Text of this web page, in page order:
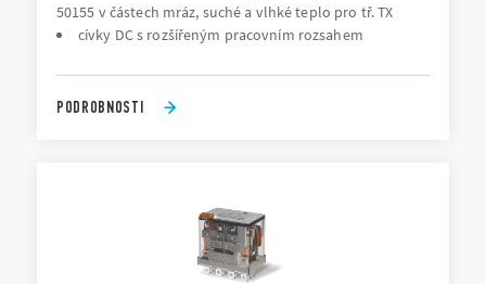
50155 v částech mráz, suché a vlhké teplo pro tř. TX
cívky DC s rozšířeným pracovním rozsahem
PODROBNOSTI